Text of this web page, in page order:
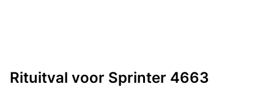
Rituitval voor Sprinter 4663